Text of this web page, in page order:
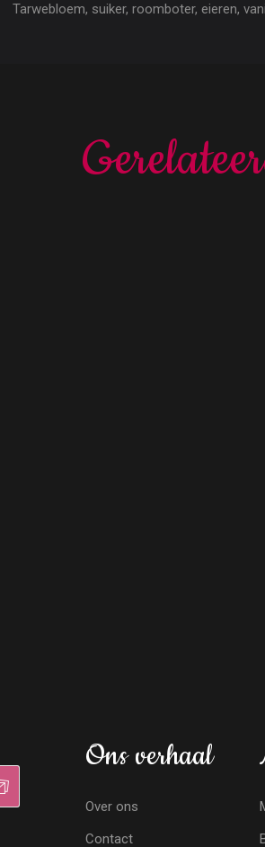
Tarwebloem, suiker, roomboter, eieren,
Ons verhaal
Over ons
Contact